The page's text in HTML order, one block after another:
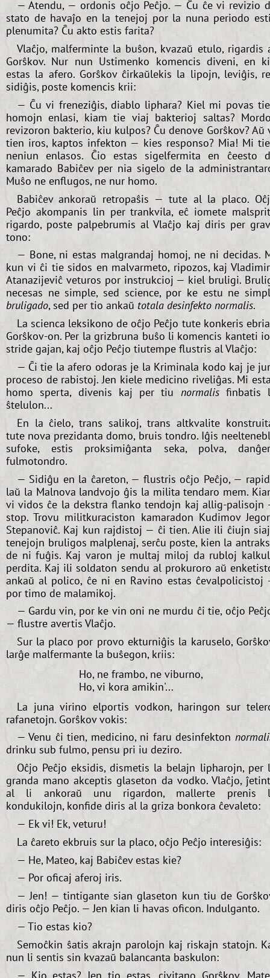
— Atendu, — ordonis oĉjo Peĉjo. — Ĉu ĉe vi revizio
stato de havaĵo en la tenejoj por la nuna periodo
plenumita? Ĉu akto estis farita?
Vlaĉjo, malferminte la buŝon, kvazaŭ etulo, rigardis
Gorŝkov. Nur nun Ustimenko komencis diveni, en
estas la afero. Gorŝkov ĉirkaŭlekis la lipojn, leviĝis,
sidiĝis, poste komencis krii:
— Ĉu vi freneziĝis, diablo liphara? Kiel mi povas
homojn enlasi, kiam tie viaj bakterioj saltas?
revizoron bakterio, kiu kulpos? Ĉu denove Gorŝkov? Aŭ
tien iros, kaptos infekton — kies responso? Mia! Mi
neniun enlasos. Ĉio estas sigelfermita en ĉeesto
kamarado Babiĉev per nia sigelo de la
Muŝo ne enflugos, ne nur homo.
Babiĉev ankoraŭ retropaŝis — tute al la placo.
Peĉjo akompanis lin per trankvila, eĉ iomete
rigardo, poste palpebrumis al Vlaĉjo kaj diris per
tono:
— Bone, ni estas malgrandaj homoj, ne ni decidas.
kun vi ĉi tie sidos en malvarmeto, ripozos, kaj
Atanazijeviĉ veturos por instrukcioj — kiel bruligi.
necesas ne simple, sed science, por ke estu ne
bruligado, sed per tio ankaŭ totala desinfekto normalis.
La scienca leksikono de oĉjo Peĉjo tute konkeris
Gorŝkov-on. Per la grizbruna buŝo li komencis kanteti
stride gajan, kaj oĉjo Peĉjo tiutempe flustris al Vlaĉjo:
— Ĉi tie la afero odoras je la Kriminala kodo kaj je
proceso de rabistoj. Jen kiele medicino riveliĝas. Mi
homo sperta, divenis kaj per tiu normalisfinbatis
ŝtelulon...
En la ĉielo, trans salikoj, trans altkvalite
tute nova prezidanta domo, bruis tondro. Iĝis
sufoke, estis proksimiĝanta seka, polva,
fulmotondro.
— Sidiĝu en la ĉareton, — flustris oĉjo Peĉjo, —
laŭ la Malnova landvojo ĝis la milita tendaro mem.
vi vidos ĉe la dekstra flanko tendojn kaj allig-palisojn
stop. Trovu militkuraciston kamaradon Kudimov
Stepanoviĉ. Kaj kun rajdistoj — ĉi tien. Alie ili ĉiujn
tenejojn bruligos malplenaj, serĉu poste, kien la
de ni fuĝis. Kaj varon je multaj miloj da rubloj
perdita. Kaj ili soldaton sendu al prokuroro aŭ
ankaŭ al polico, ĉe ni en Ravino estas ĉevalpolicistoj
por timo de malamikoj.
— Gardu vin, por ke vin oni ne murdu ĉi tie, oĉjo
— flustre avertis Vlaĉjo.
Sur la placo por provo ekturniĝis la karuselo,
larĝe malfermante la buŝegon, kriis:
Ho, ne frambo, ne viburno,
Ho, vi kora amikin'...
La juna virino elportis vodkon, haringon sur
rafanetojn. Gorŝkov vokis:
— Venu ĉi tien, medicino, ni faru desinfekton
drinku sub fulmo, pensu pri iu deziro.
Oĉjo Peĉjo eksidis, dismetis la belajn lipharojn, per
granda mano akceptis glaseton da vodko. Vlaĉjo,
al li ankoraŭ unu rigardon, mallerte prenis
kondukilojn, konfide diris al la griza bonkora ĉevaleto:
— Ek vi! Ek, veturu!
La ĉareto ekbruis sur la placo, oĉjo Peĉjo interesiĝis:
— He, Mateo, kaj Babiĉev estas kie?
— Por oficaj aferoj iris.
— Jen! — tintigante sian glaseton kun tiu de
diris oĉjo Peĉjo. — Jen kian li havas oficon. Indulganto.
— Tio estas kio?
Semoĉkin ŝatis akrajn parolojn kaj riskajn statojn.
nun li sentis sin kvazaŭ balancanta baskulon:
— Kio estas? Jen tio estas, civitano Gorŝkov,